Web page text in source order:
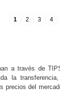
1 2 3 4
a través de
la
precios del